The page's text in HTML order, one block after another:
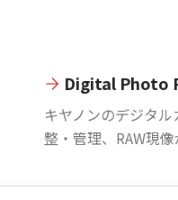
Digital Photo
キヤノンのデジタ
整・管理、RAW現